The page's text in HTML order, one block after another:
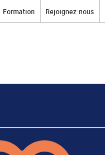
Formation Rejoignez-nous